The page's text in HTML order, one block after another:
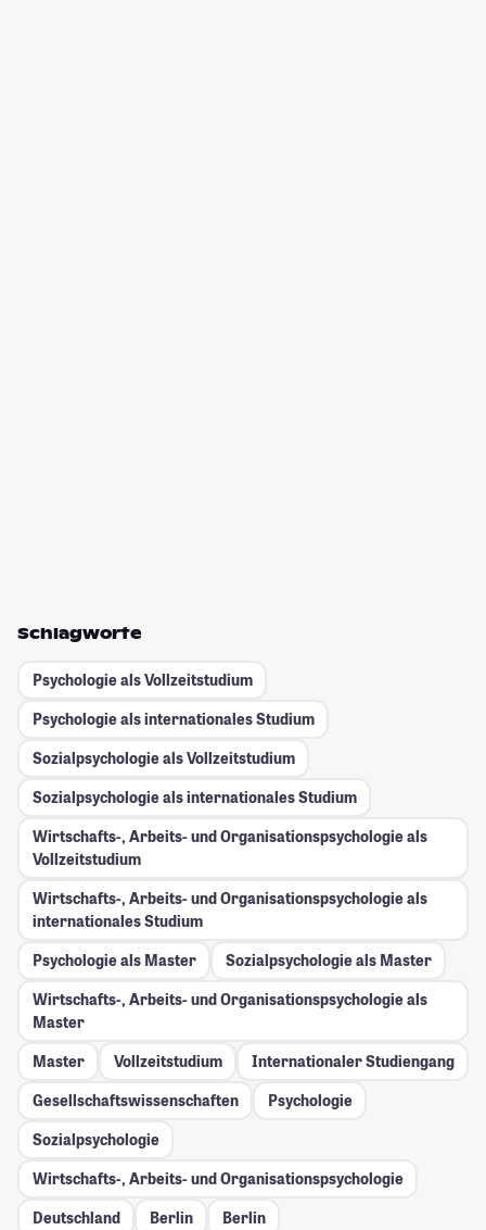
Schlagworte
Psychologie als Vollzeitstudium
Psychologie als internationales Studium
Sozialpsychologie als Vollzeitstudium
Sozialpsychologie als internationales Studium
Wirtschafts-, Arbeits- und Organisationspsychologie als
Vollzeitstudium
Wirtschafts-, Arbeits- und Organisationspsychologie als
internationales Studium
Psychologie als Master
Sozialpsychologie als Master
Wirtschafts-, Arbeits- und Organisationspsychologie als
Master
Master
Vollzeitstudium
Internationaler Studiengang
Gesellschafts­wissenschaften
Psychologie
Sozialpsychologie
Wirtschafts-, Arbeits- und Organisationspsychologie
Deutschland
Berlin Berlin